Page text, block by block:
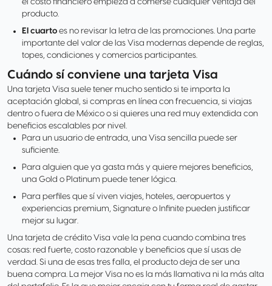
el costo financiero empieza a comerse cualquier ventaja del
producto.
El cuarto es no revisar la letra de las promociones. Una parte
importante del valor de las Visa modernas depende de reglas,
topes, condiciones y comercios participantes.
Cuándo sí conviene una tarjeta Visa
Una tarjeta Visa suele tener mucho sentido si te importa la
aceptación global, si compras en línea con frecuencia, si viajas
dentro o fuera de México o si quieres una red muy extendida con
beneficios escalables por nivel.
Para un usuario de entrada, una Visa sencilla puede ser
suficiente.
Para alguien que ya gasta más y quiere mejores beneficios,
una Gold o Platinum puede tener lógica.
Para perfiles que sí viven viajes, hoteles, aeropuertos y
experiencias premium, Signature o Infinite pueden justificar
mejor su lugar.
Una tarjeta de crédito Visa vale la pena cuando combina tres
cosas: red fuerte, costo razonable y beneficios que sí usas de
verdad. Si una de esas tres falla, el producto deja de ser una
buena compra. La mejor Visa no es la más llamativa ni la más alta